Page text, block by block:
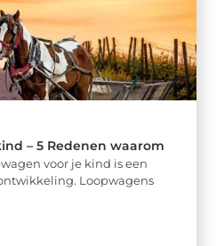
– 5 Redenen waarom
voor je kind is een
Loopwagens